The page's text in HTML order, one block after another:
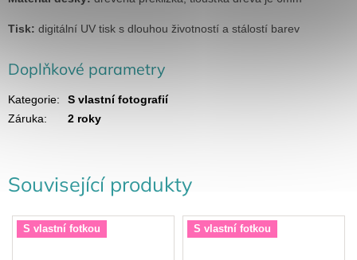
Související produkty
S vlastní fotkou S vlastní fotkou
Tisk: digitální UV tisk s dlouhou životností a stálostí barev
Doplňkové parametry
Kategorie:
S vlastní fotografií
Záruka: 2 roky